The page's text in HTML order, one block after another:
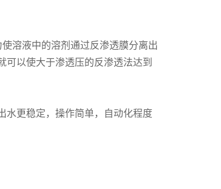
溶液中的溶剂通过反渗透膜分离出
可以使大于渗透压的反渗透法达到
更稳定，操作简单，自动化程度